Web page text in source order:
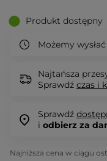
Produkt dostępny
Możemy
Najtańsza
Sprawdź czas i
Sprawdź
i odbierz za
Najniższa cena w ciągu